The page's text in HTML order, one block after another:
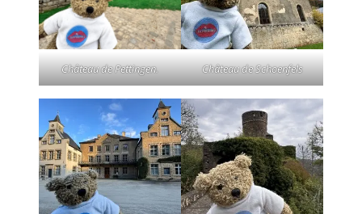
Château de Pettingen. Château de Schoenfels